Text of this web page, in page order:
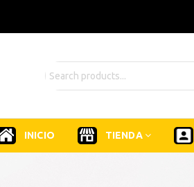
INICIO TIENDA